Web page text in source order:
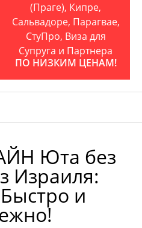
(Праге), Кипре,
Сальвадоре, Парагвае,
СтуПро, Виза для
Супруга и Партнера
ПО НИЗКИМ ЦЕНАМ!
Юта без
Израиля:
и